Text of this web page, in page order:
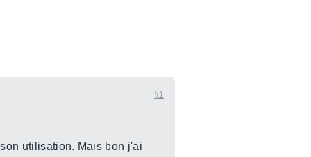
#1
utilisation. Mais bon j'ai